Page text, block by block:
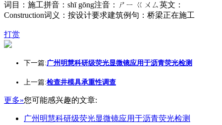
词目：施工拼音：shī gōng注音：ㄕㄧ ㄍㄨㄙ英文：
Construction词义：按设计要求建筑例句：桥梁正在施工
打赏
下一篇:广州明慧科研级荧光显微镜应用于沥青荧光检测
上一篇:检查井模具承重性调查
更多»您可能感兴趣的文章:
广州明慧科研级荧光显微镜应用于沥青荧光检测